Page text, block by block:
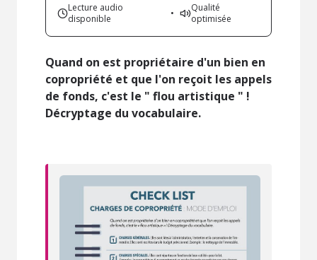
Lecture audio
disponible
•
Qualité
optimisée
Quand on est propriétaire d'un bien en
copropriété et que l'on reçoit les appels
de fonds, c'est le " flou artistique " !
Décryptage du vocabulaire.